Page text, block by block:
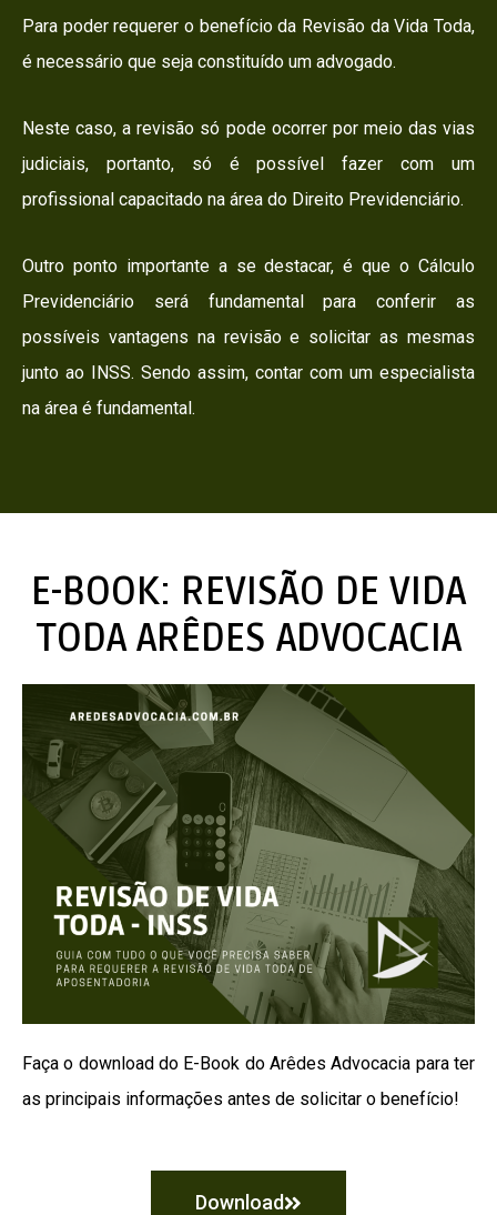
Para poder requerer o benefício da Revisão da Vida Toda,
é necessário que seja constituído um advogado.
Neste caso, a revisão só pode ocorrer por meio das vias
judiciais, portanto, só é possível fazer com um
profissional capacitado na área do Direito Previdenciário.
Outro ponto importante a se destacar, é que o Cálculo
Previdenciário será fundamental para conferir as
possíveis vantagens na revisão e solicitar as mesmas
junto ao INSS. Sendo assim, contar com um especialista
na área é fundamental.
E-BOOK: REVISÃO DE VIDA
TODA ARÊDES ADVOCACIA
Faça o download do E-Book do Arêdes Advocacia para ter
as principais informações antes de solicitar o benefício!
Download